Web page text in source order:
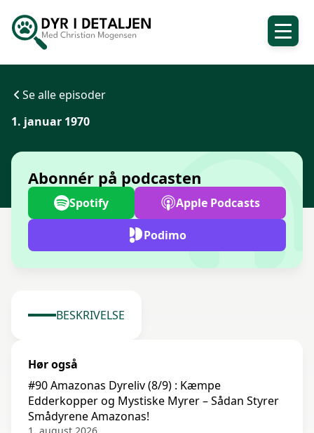
Se alle episoder
1. januar 1970
Abonnér på podcasten
Spotify Apple Podcasts
Podimo
BESKRIVELSE
Hør også
#90 Amazonas Dyreliv (8/9) : Kæmpe
Edderkopper og Mystiske Myrer – Sådan Styrer
Smådyrene Amazonas!